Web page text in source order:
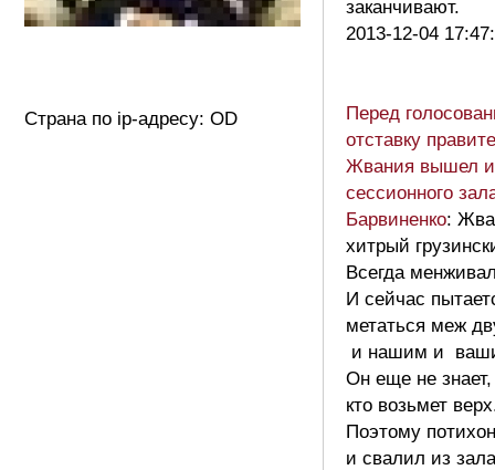
Страна по ip-адресу: OD
заканчивают.
2013-12-04
Перед
отставку
Жвания вышел
сессионного
Барвиненко:
хитрый
Всегда
И сейчас
метаться меж
и нашим и
Он еще не знает,
кто возьмет
Поэтому
и свалил из